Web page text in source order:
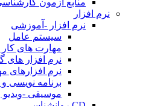
نرم افزار
نرم افزار -آموزشی
سیستم عامل
مهارت های کار
نرم افزار های
نرم افزارهای
برنامه نویسی
موسیقی -ویدیو